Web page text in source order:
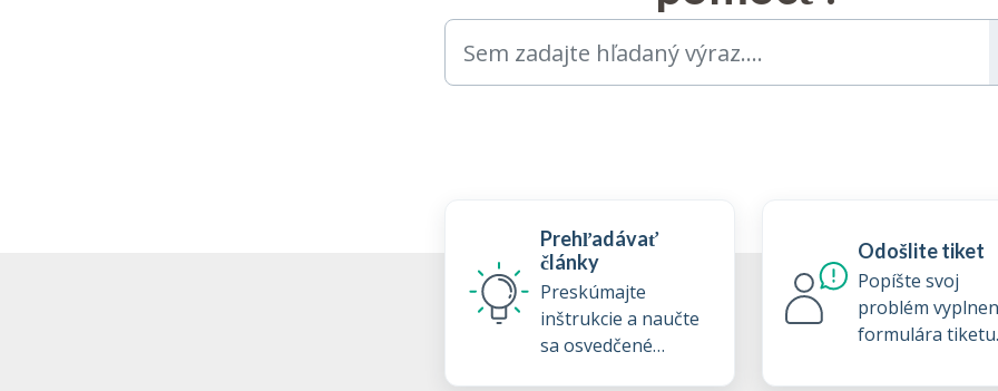
Prehľadávať
články
Preskúmajte
inštrukcie a naučte
sa osvedčené
Odošlite tiket
Popíšte svoj
problém
formulára tiketu